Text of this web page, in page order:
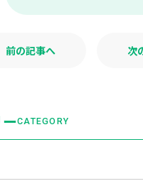
k
前の記事へ 次
CATEGORY